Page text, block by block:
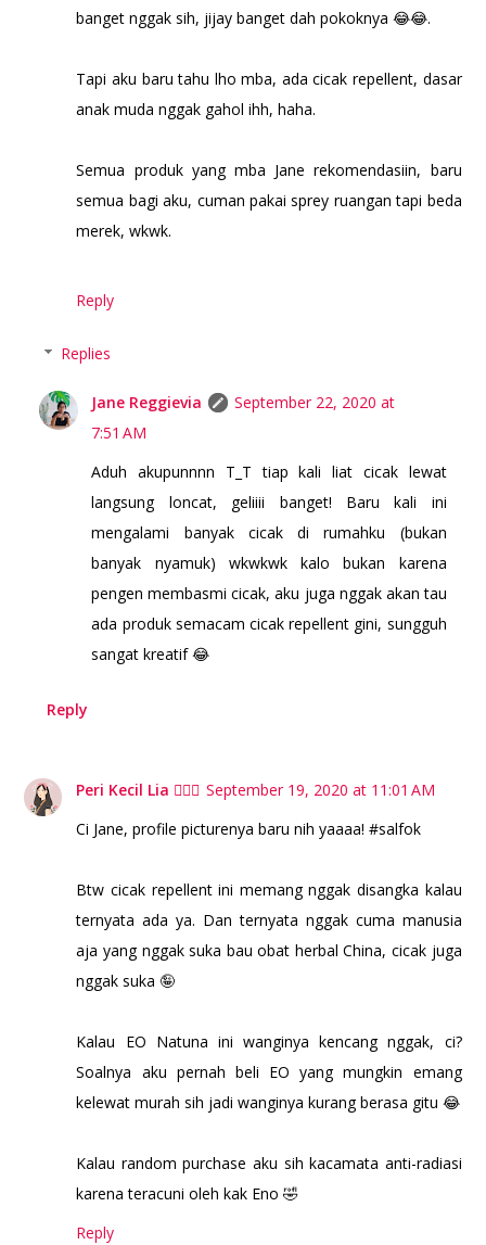
banget nggak sih, jijay banget dah pokoknya 😂😂.
Tapi aku baru tahu lho mba, ada cicak repellent, dasar
anak muda nggak gahol ihh, haha.
Semua produk yang mba Jane rekomendasiin, baru
semua bagi aku, cuman pakai sprey ruangan tapi beda
merek, wkwk.
Reply
Replies
Jane Reggievia
September 22, 2020 at
7:51 AM
Aduh akupunnnn T_T tiap kali liat cicak lewat
langsung loncat, geliiii banget! Baru kali ini
mengalami banyak cicak di rumahku (bukan
banyak nyamuk) wkwkwk kalo bukan karena
pengen membasmi cicak, aku juga nggak akan tau
ada produk semacam cicak repellent gini, sungguh
sangat kreatif 😂
Reply
Peri Kecil Lia 🧚🏻‍♀️ September 19, 2020 at 11:01 AM
Ci Jane, profile picturenya baru nih yaaaa! #salfok
Btw cicak repellent ini memang nggak disangka kalau
ternyata ada ya. Dan ternyata nggak cuma manusia
aja yang nggak suka bau obat herbal China, cicak juga
nggak suka 🤪
Kalau EO Natuna ini wanginya kencang nggak, ci?
Soalnya aku pernah beli EO yang mungkin emang
kelewat murah sih jadi wanginya kurang berasa gitu 😂
Kalau random purchase aku sih kacamata anti-radiasi
karena teracuni oleh kak Eno 🤣
Reply